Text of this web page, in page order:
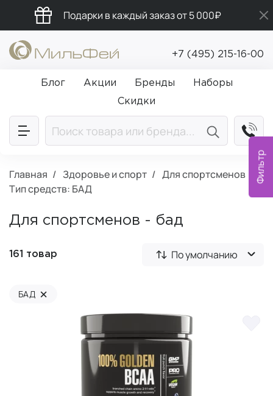
Фильтр
Подарки в каждый заказ от 5 000₽
Бесплатная доставка от 5 000₽
Промокод ПРИВЕТ
+7 (495) 215-16-00
Блог Акции Бренды
Наборы
Скидки
Главная Здоровье и спорт
Для спортсменов
Тип средств: БАД
Для спортсменов - бад
161 товар По умолчанию
БАД ×